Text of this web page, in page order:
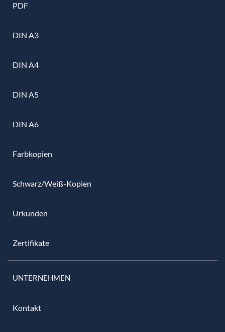
PDF
DIN A3
DIN A4
DIN A5
DIN A6
Farbkopien
Schwarz/Weiß-Kopien
Urkunden
Zertifikate
UNTERNEHMEN
Kontakt